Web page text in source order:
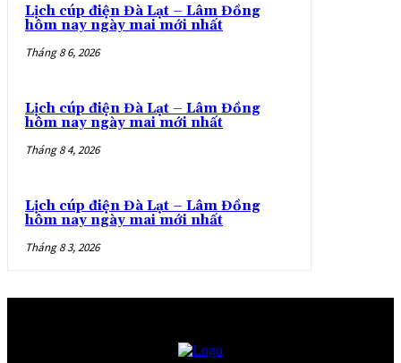
Lịch cúp điện Đà Lạt – Lâm Đồng
hôm nay ngày mai mới nhất
Tháng 8 6, 2026
Lịch cúp điện Đà Lạt – Lâm Đồng
hôm nay ngày mai mới nhất
Tháng 8 4, 2026
Lịch cúp điện Đà Lạt – Lâm Đồng
hôm nay ngày mai mới nhất
Tháng 8 3, 2026